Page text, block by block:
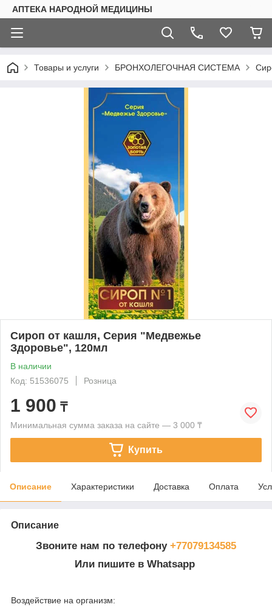
АПТЕКА НАРОДНОЙ МЕДИЦИНЫ
Товары и услуги БРОНХОЛЕГОЧНАЯ СИСТЕМА
Сироп от кашля, Серия "Медвежье
Здоровье", 120мл
В наличии
Код: 51536075
Розница
1 900 ₸
Минимальная сумма заказа на сайте — 3 000 ₸
Купить
Описание Характеристики Доставка Оплата
Описание
Звоните нам по телефону +77079134585
Или пишите в Whatsapp
Воздействие на организм: